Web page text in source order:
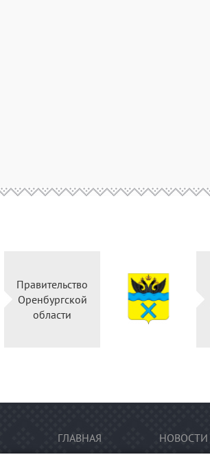
Правительство
Оренбургской
области
ГЛАВНАЯ НОВОСТИ